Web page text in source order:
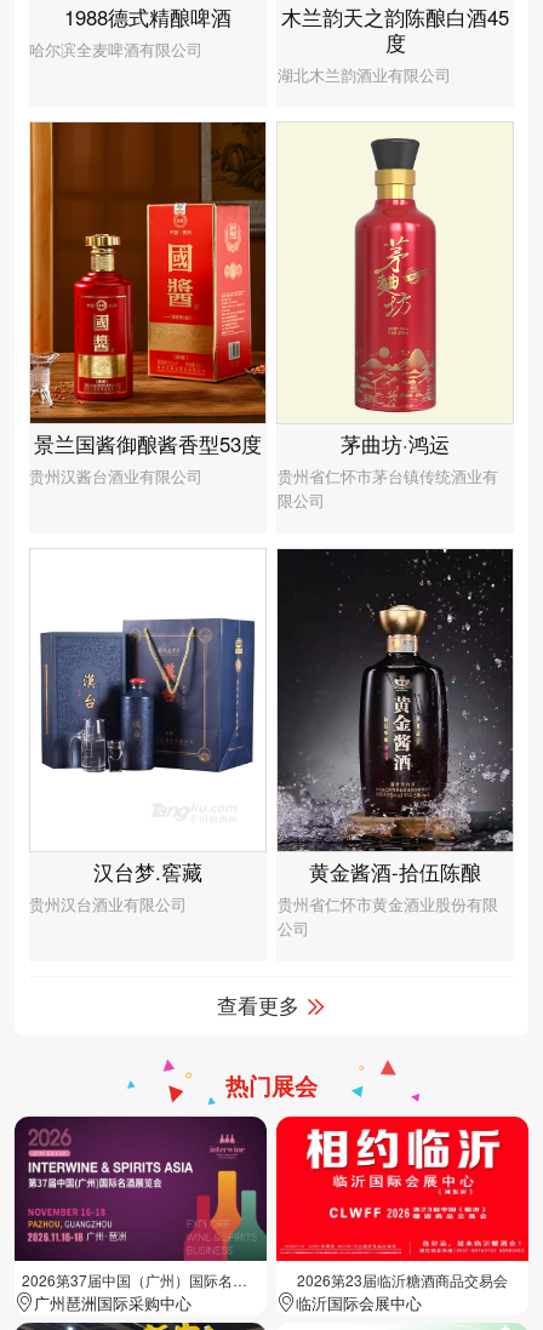
1988德式精酿啤酒
哈尔滨全麦啤酒有限公司
木兰韵天之韵陈酿白酒45
度
湖北木兰韵酒业有限公司
景兰国酱御酿酱香型53度
贵州汉酱台酒业有限公司
茅曲坊·鸿运
贵州省仁怀市茅台镇传统酒业有
限公司
汉台梦.窖藏
贵州汉台酒业有限公司
黄金酱酒-拾伍陈酿
贵州省仁怀市黄金酒业股份有限
公司
查看更多
热门展会
2026第37届中国（广州）国际名酒展览会
广州琶洲国际采购中心
2026第23届临沂糖酒商品交易会
临沂国际会展中心